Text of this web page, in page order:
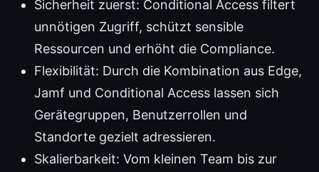
Sicherheit zuerst: Conditional Access filtert
unnötigen Zugriff, schützt sensible
Ressourcen und erhöht die Compliance.
Flexibilität: Durch die Kombination aus Edge,
Jamf und Conditional Access lassen sich
Gerätegruppen, Benutzerrollen und
Standorte gezielt adressieren.
Skalierbarkeit: Vom kleinen Team bis zur